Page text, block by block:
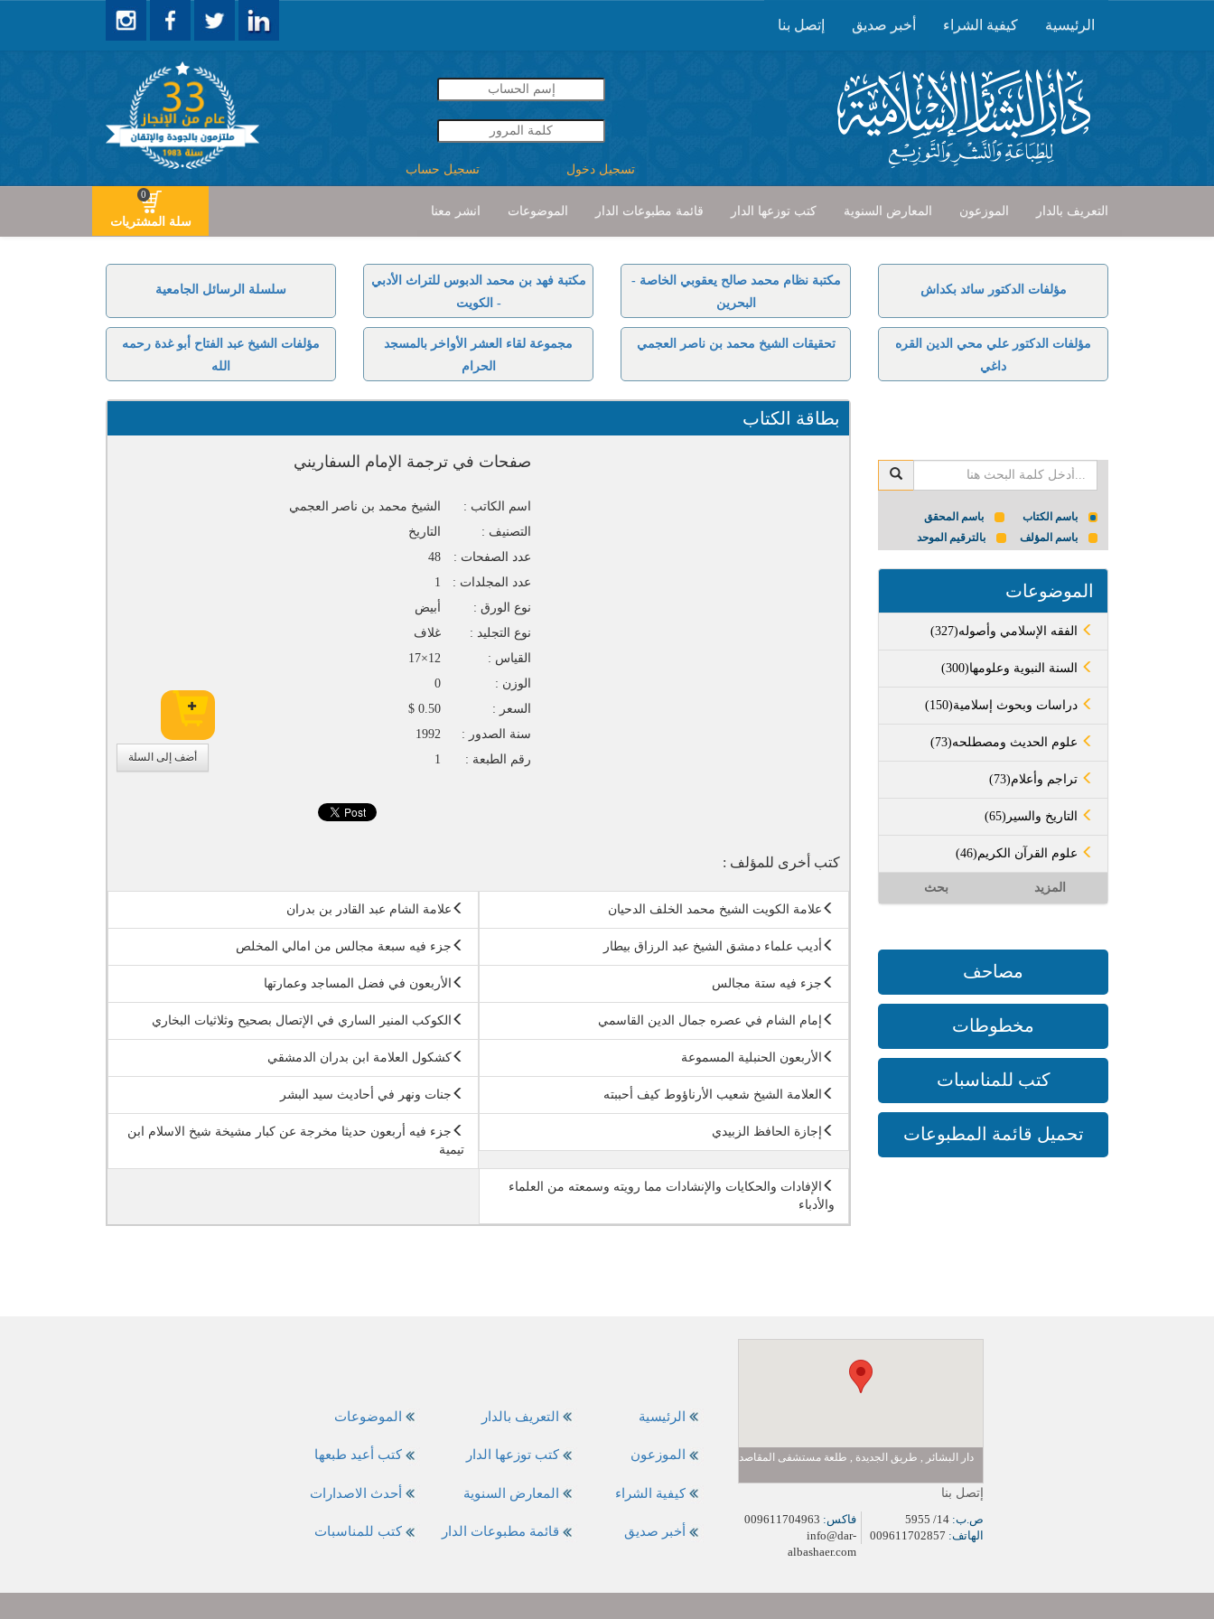
الرئيسية كيفية الشراء أخبر صديق إتصل بنا
تسجيل دخول تسجيل حساب
التعريف بالدار الموزعون المعارض السنوية كتب توزعها الدار قائمة مطبوعات الدار الموضوعات
انشر معنا
سلة المشتريات
0
سلسلة الرسائل الجامعية
مكتبة فهد بن محمد الدبوس للتراث الأدبي
- الكويت
مكتبة نظام محمد صالح يعقوبي الخاصة -
البحرين
مؤلفات الدكتور سائد بكداش
مؤلفات الشيخ عبد الفتاح أبو غدة رحمه
الله
مجموعة لقاء العشر الأواخر بالمسجد
الحرام
تحقيقات الشيخ محمد بن ناصر العجمي
مؤلفات الدكتور علي محي الدين القره
داغي
بطاقة الكتاب
أضف إلى السلة
صفحات في ترجمة الإمام السفاريني
اسم الكاتب :
الشيخ محمد بن ناصر العجمي
التصنيف :
التاريخ
عدد الصفحات :
48
عدد المجلدات :
1
نوع الورق :
أبيض
نوع التجليد :
غلاف
القياس :
12×17
الوزن :
0
السعر :
0.50 $
سنة الصدور :
1992
رقم الطبعة :
1
كتب أخرى للمؤلف :
علامة الكويت الشيخ محمد الخلف الدحيان علامة الشام عبد القادر بن بدران
أديب علماء دمشق الشيخ عبد الرزاق بيطار جزء فيه سبعة مجالس من امالي المخلص
جزء فيه ستة مجالس الأربعون في فضل المساجد وعمارتها
إمام الشام في عصره جمال الدين القاسمي الكوكب المنير الساري في الإتصال بصحيح وثلاثيات البخاري
الأربعون الحنبلية المسموعة كشكول العلامة ابن بدران الدمشقي
العلامة الشيخ شعيب الأرناؤوط كيف أحببته جنات ونهر في أحاديث سيد البشر
إجازة الحافظ الزبيدي
جزء فيه أربعون حديثا مخرجة عن كبار مشيخة شيخ الاسلام ابن
تيمية
الإفادات والحكايات والإنشادات مما رويته وسمعته من العلماء
والأدباء
باسم الكتاب
باسم المحقق
باسم المؤلف
بالترقيم الموحد
الموضوعات
بحث المزيد
مصاحف
مخطوطات
كتب للمناسبات
تحميل قائمة المطبوعات
الموضوعات
كتب أعيد طبعها
أحدث الاصدارات
كتب للمناسبات
التعريف بالدار
كتب توزعها الدار
المعارض السنوية
قائمة مطبوعات الدار
الرئيسية
الموزعون
كيفية الشراء
أخبر صديق
دار البشائر , طريق الجديدة , طلعة مستشفى المقاصد
إتصل بنا
ص.ب:
الهاتف:
فاكس:
info@dar-
albashaer.com